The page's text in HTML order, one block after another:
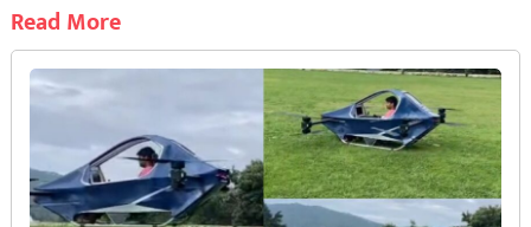
Read More